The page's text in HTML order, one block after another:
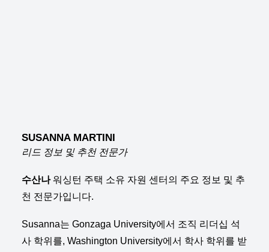
SUSANNA MARTINI
리드 정보 및 추천 전문가
수산나워싱턴 주택 소유 자원 센터의 주요 정보 및 추
천 전문가입니다.
Susanna는 Gonzaga University에서 조직 리더십 석
사 학위를, Washington University에서 학사 학위를 받